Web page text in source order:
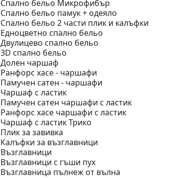
Спално бельо Микрофибър
Спално бельо памук + одеяло
Спално бельо 2 части плик и калъфки
Eдноцветно спално бельо
Двулицево спално бельо
3D спално бельо
Долен чаршаф
Ранфорс хасе - чаршафи
Памучен сатен - чаршафи
Чаршаф с ластик
Памучен сатен чаршафи с ластик
Ранфорс хасе чаршафи с ластик
Чаршаф с ластик Трико
Плик за завивкa
Калъфки за възглавници
Възглавници
Възглавници с гъши пух
Възглавница пълнеж от вълна